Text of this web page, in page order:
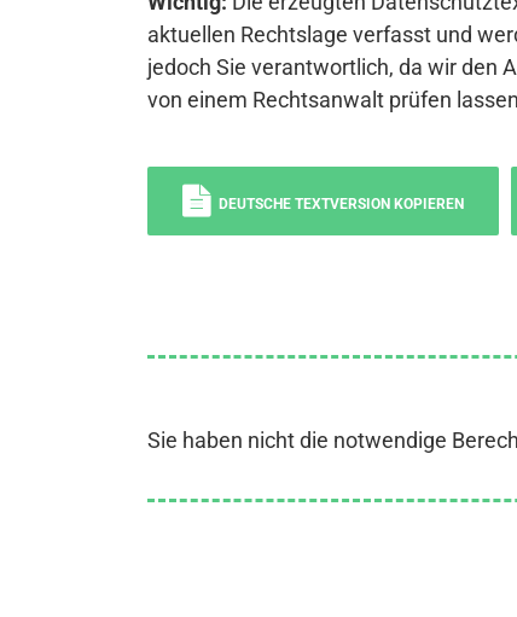
aktuellen Rechtslage verfasst und
jedoch Sie verantwortlich, da wir den
von einem Rechtsanwalt prüfen
DEUTSCHE TEXTVERSION KOPIEREN
Sie haben nicht die notwendige